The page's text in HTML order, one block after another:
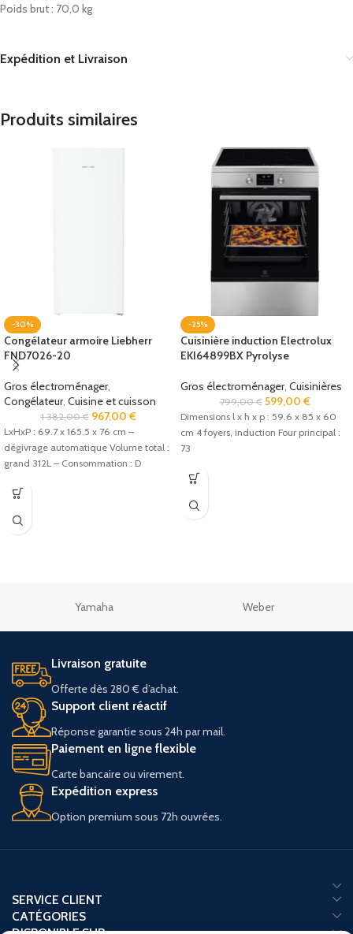
Poids brut : 70,0 kg
Expédition et Livraison
Produits similaires
-30%
Congélateur armoire Liebherr
FND7026-20
Gros électroménager,
Congélateur, Cuisine et cuisson
1 382,00€ 967,00 €
LxHxP : 69.7 x 165.5 x 76 cm –
dégivrage automatique Volume total :
grand 312L – Consommation : D
-25%
Cuisinière induction Electrolux
EKI64899BX Pyrolyse
Gros électroménager, Cuisinières
799,00€ 599,00 €
Dimensions l x h x p : 59.6 x 85 x 60
cm 4 foyers, induction Four principal :
73
Yamaha Weber
Livraison gratuite
Offerte dès 280 € d’achat.
Support client réactif
Réponse garantie sous 24h par mail.
Paiement en ligne flexible
Carte bancaire ou virement.
Expédition express
Option premium sous 72h ouvrées.
SERVICE CLIENT
CATÉGORIES